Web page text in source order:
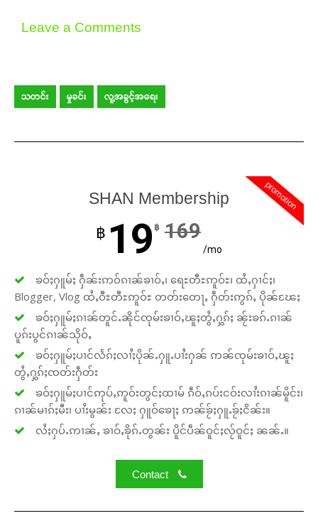
Leave a Comments
သတင်း မှုခင်း လူ့အခွင့်အရေး
promotion
SHAN Membership
฿ 19 ฿ 169
/mo
ၶဝ်ႈႁူမ်ႈ ႁဵၼ်းဢဝ်ၵၢၼ်ၶၢဝ်ႇ၊ ရေႊတီႊဢူဝ်ႊ၊ ထႆႇႁၢင်ႈ၊
Blogger, Vlog ထႆႇဝီႊတီႊဢူဝ်ႊ တတ်းတေႃႇ ႁဵတ်းဢွၵ်ႇ ပိုၼ်ၽႄႈ
ၶဝ်ႈႁူမ်ႈၵၢၼ်တူင်ႉၼိုင်ၸုမ်းၶၢဝ်ႇၽူႈတွႆႇႁွၵ်ႈ ၼႂ်းၶၵ်ႉၵၢၼ်
ပူၵ်းပွင်ၵၢၼ်သိုဝ်ႇ
ၶဝ်ႈႁူမ်ႈပၢင်လႅၵ်ႈလၢႆႈပိုၼ်ႉႁူႉပၢႆးႁၼ် ဢၼ်ၸုမ်းၶၢဝ်ႇၽူႈ
တွႆႇႁွၵ်ႈၸတ်းႁဵတ်း
ၶဝ်ႈႁူမ်ႈပၢင်ဢုပ်ႇဢူဝ်းတွင်ႈထၢမ် ၵဵဝ်ႇၵပ်းငဝ်းလၢႆးၵၢၼ်မိူင်း၊
ၵၢၼ်မၢၵ်ႈမီး၊ ပၢႆးမွၼ်း လႄႈ ႁူဝ်ၶေႃႈ ဢၼ်ၶႂ်ႈႁူႉၶႂ်ႈငိၼ်း။
လႆႈႁပ်ႉဢၢၼ်ႇ ၶၢဝ်ႇၶိုၵ်ႉတွၼ်း ပိူင်ပဵၼ်ဝူင်ႈလႂ်ဝူင်ႈ ၼၼ်ႉ။
Contact